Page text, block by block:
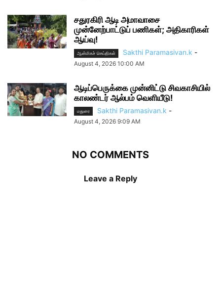
சதுரகிரி ஆடி அமாவாசை
முன்னேற்பாட்டுப் பணிகள்; அதிகாரிகள்
ஆய்வு!
ஆன்மிகச் செய்திகள் Sakthi Paramasivan.k -
August 4, 2026 10:00 AM
ஆடிப்பெருக்கை முன்னிட்டு சிவகாசியில்
காலண்டர் ஆல்பம் வெளியீடு!
மதுரை Sakthi Paramasivan.k -
August 4, 2026 9:09 AM
NO COMMENTS
Leave a Reply